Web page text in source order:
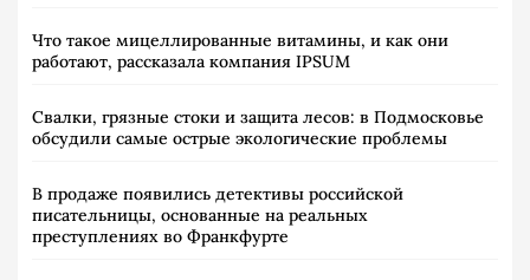
Что такое мицеллированные витамины, и как они
работают, рассказала компания IPSUM
Свалки, грязные стоки и защита лесов: в Подмосковье
обсудили самые острые экологические проблемы
В продаже появились детективы российской
писательницы, основанные на реальных
преступлениях во Франкфурте